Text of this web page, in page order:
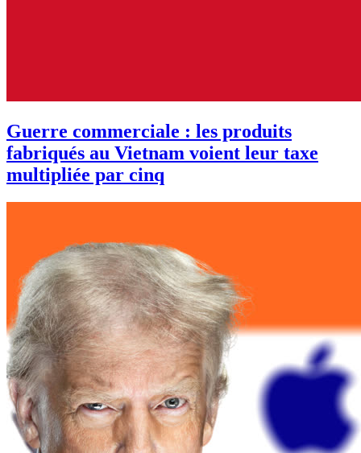
Guerre commerciale : les produits
fabriqués au Vietnam voient leur taxe
multipliée par cinq